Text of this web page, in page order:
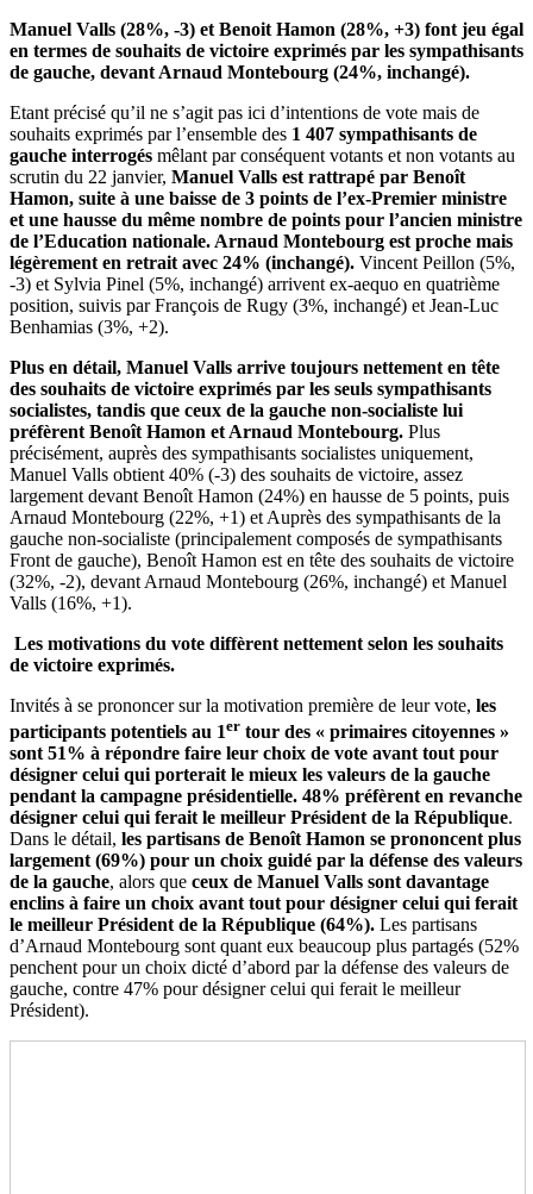
Manuel Valls (28%, -3) et Benoit Hamon (28%, +3) font jeu égal
en termes de souhaits de victoire exprimés par les sympathisants
de gauche, devant Arnaud Montebourg (24%, inchangé).
Etant précisé qu’il ne s’agit pas ici d’intentions de vote mais de
souhaits exprimés par l’ensemble des 1 407 sympathisants de
gauche interrogés mêlant par conséquent votants et non votants au
scrutin du 22 janvier, Manuel Valls est rattrapé par Benoît
Hamon, suite à une baisse de 3 points de l’ex-Premier ministre
et une hausse du même nombre de points pour l’ancien ministre
de l’Education nationale. Arnaud Montebourg est proche mais
légèrement en retrait avec 24% (inchangé). Vincent Peillon (5%,
-3) et Sylvia Pinel (5%, inchangé) arrivent ex-aequo en quatrième
position, suivis par François de Rugy (3%, inchangé) et Jean-Luc
Benhamias (3%, +2).
Plus en détail, Manuel Valls arrive toujours nettement en tête
des souhaits de victoire exprimés par les seuls sympathisants
socialistes, tandis que ceux de la gauche non-socialiste lui
préfèrent Benoît Hamon et Arnaud Montebourg. Plus
précisément, auprès des sympathisants socialistes uniquement,
Manuel Valls obtient 40% (-3) des souhaits de victoire, assez
largement devant Benoît Hamon (24%) en hausse de 5 points, puis
Arnaud Montebourg (22%, +1) et Auprès des sympathisants de la
gauche non-socialiste (principalement composés de sympathisants
Front de gauche), Benoît Hamon est en tête des souhaits de victoire
(32%, -2), devant Arnaud Montebourg (26%, inchangé) et Manuel
Valls (16%, +1).
Les motivations du vote diffèrent nettement selon les souhaits
de victoire exprimés.
Invités à se prononcer sur la motivation première de leur vote, les
participants potentiels au 1er tour des « primaires citoyennes »
sont 51% à répondre faire leur choix de vote avant tout pour
désigner celui qui porterait le mieux les valeurs de la gauche
pendant la campagne présidentielle. 48% préfèrent en revanche
désigner celui qui ferait le meilleur Président de la République.
Dans le détail, les partisans de Benoît Hamon se prononcent plus
largement (69%) pour un choix guidé par la défense des valeurs
de la gauche, alors que ceux de Manuel Valls sont davantage
enclins à faire un choix avant tout pour désigner celui qui ferait
le meilleur Président de la République (64%). Les partisans
d’Arnaud Montebourg sont quant eux beaucoup plus partagés (52%
penchent pour un choix dicté d’abord par la défense des valeurs de
gauche, contre 47% pour désigner celui qui ferait le meilleur
Président).